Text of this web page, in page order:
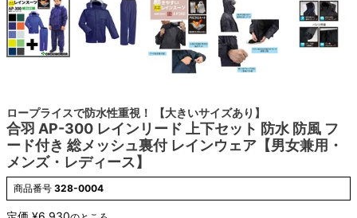
ロープライスで防水性重視！ 【大きいサイズあり】
合羽 AP-300 レインリード 上下セット 防水 防風 フ
ード付き 総メッシュ裏付 レインウェア【男女兼用・
メンズ・レディース】
商品番号 328-0004